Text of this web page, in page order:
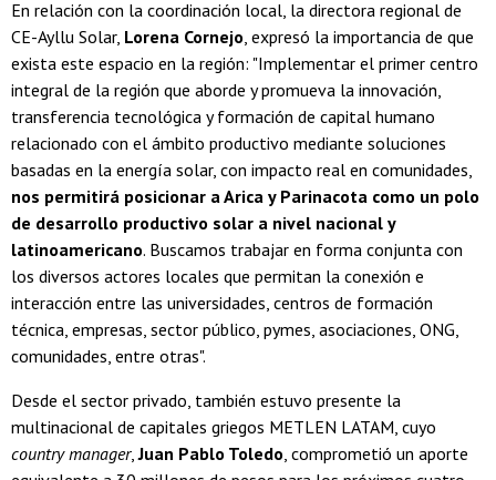
En relación con la coordinación local, la directora regional de
CE-Ayllu Solar, Lorena Cornejo, expresó la importancia de que
exista este espacio en la región: "Implementar el primer centro
integral de la región que aborde y promueva la innovación,
transferencia tecnológica y formación de capital humano
relacionado con el ámbito productivo mediante soluciones
basadas en la energía solar, con impacto real en comunidades,
nos permitirá posicionar a Arica y Parinacota como un polo
de desarrollo productivo solar a nivel nacional y
latinoamericano. Buscamos trabajar en forma conjunta con
los diversos actores locales que permitan la conexión e
interacción entre las universidades, centros de formación
técnica, empresas, sector público, pymes, asociaciones, ONG,
comunidades, entre otras".
Desde el sector privado, también estuvo presente la
multinacional de capitales griegos METLEN LATAM, cuyo
country manager,Juan Pablo Toledo, comprometió un aporte